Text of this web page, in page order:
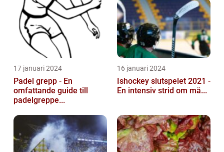
17 januari 2024
Padel grepp - En
omfattande guide till
padelgreppe...
16 januari 2024
Ishockey slutspelet 2021 -
En intensiv strid om mä...